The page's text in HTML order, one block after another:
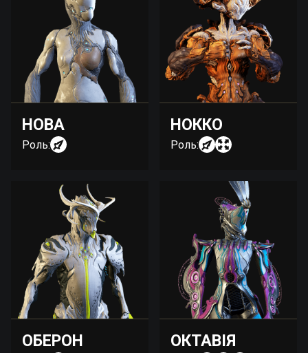
НОВА
Роль:
НОККО
Роль:
ОБЕРОН ОКТАВІЯ